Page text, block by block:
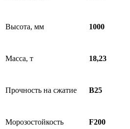
Высота, мм 1000
Масса, т 18,23
Прочность на сжатие B25
Морозостойкость F200